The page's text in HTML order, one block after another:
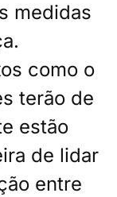
medidas
como o
terão de
estão
de lidar
entre